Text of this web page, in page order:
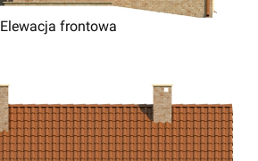
Elewacja frontowa